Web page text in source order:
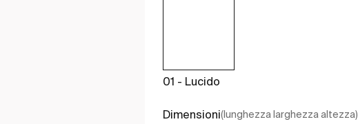
01 - Lucido
Dimensioni(lunghezza larghezza altezza)